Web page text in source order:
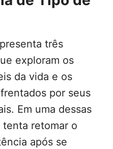
três
exploram os
da vida e os
por seus
Em uma dessas
tenta retomar o
após se